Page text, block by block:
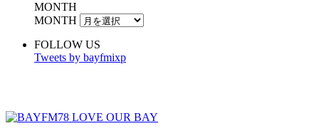
MONTH
MONTH
FOLLOW US
Tweets by bayfmixp